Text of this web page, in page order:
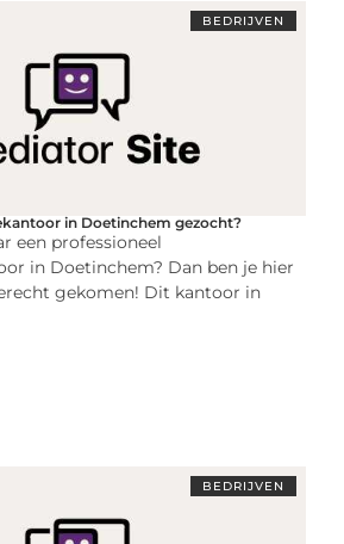
BEDRIJVEN
in Doetinchem gezocht?
een professioneel
in Doetinchem? Dan ben je hier
gekomen! Dit kantoor in
BEDRIJVEN